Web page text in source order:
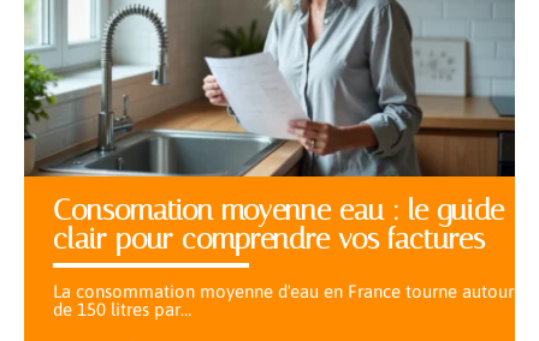
Consomation moyenne eau : le guide
clair pour comprendre vos factures
La consommation moyenne d'eau en France tourne autour
de 150 litres par…